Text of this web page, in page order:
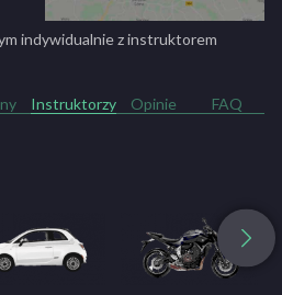
rabat na kurs
przekonać się, jak skuteczne jest to
indywidualnie z instruktorem
Instruktorzy Opinie FAQ